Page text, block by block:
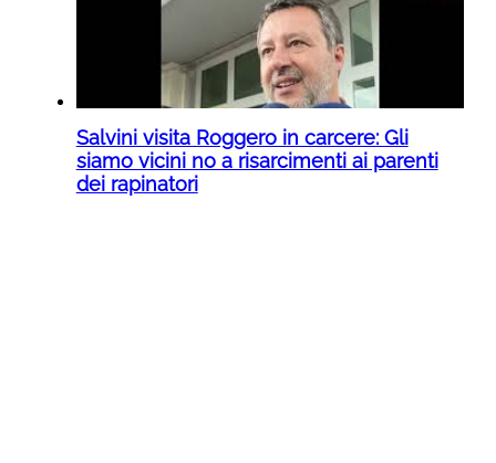
Salvini visita Roggero in carcere: Gli
siamo vicini no a risarcimenti ai parenti
dei rapinatori